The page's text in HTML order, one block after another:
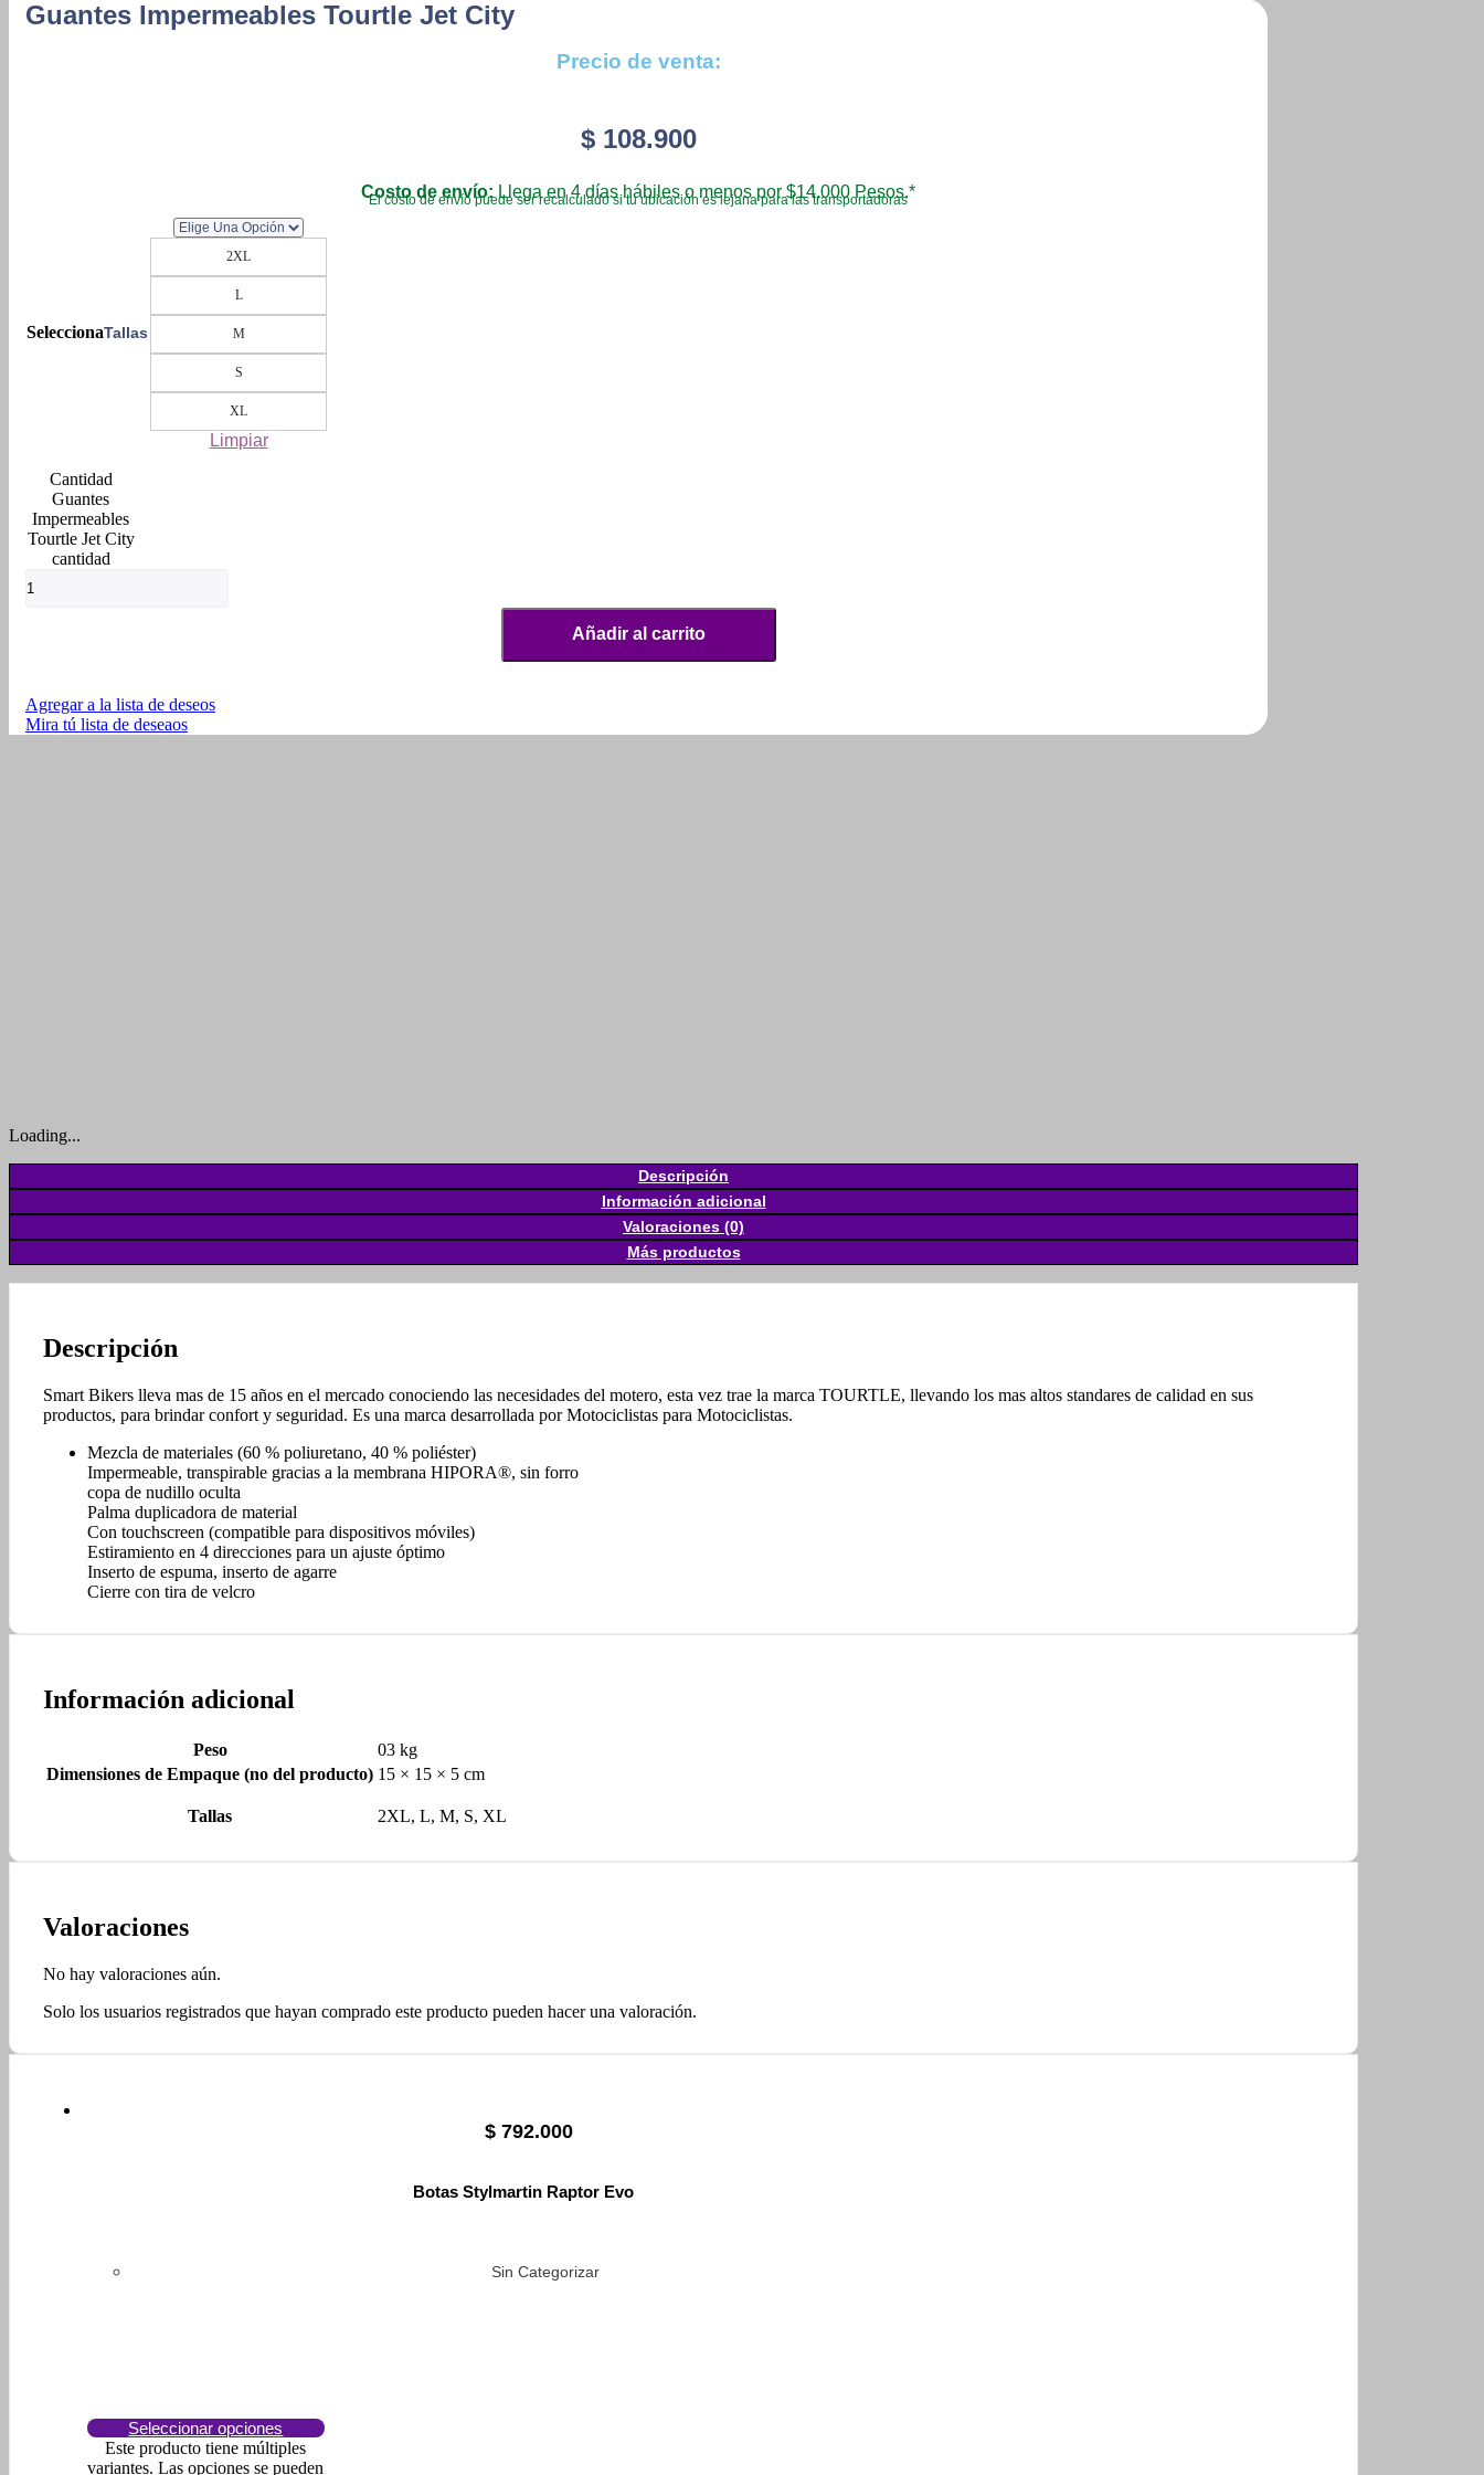
Guantes Impermeables Tourtle Jet City
Precio de venta:
$108.900
Costo de envío: Llega en 4 días hábiles o menos por $14.000 Pesos.*
El costo de envío puede ser recalculado si tu ubicación es lejana para las transportadoras
Tallas
2XL
L
M
S
XL
Limpiar
Guantes
Impermeables
Tourtle Jet City
cantidad
Añadir al carrito
Agregar a la lista de deseos
Mira tú lista de deseaos
Loading...
Descripción
Información adicional
Valoraciones (0)
Más productos
Descripción
Smart Bikers lleva mas de 15 años en el mercado conociendo las necesidades del motero, esta vez trae la marca TOURTLE, llevando los mas altos standares de calidad en sus
productos, para brindar confort y seguridad. Es una marca desarrollada por Motociclistas para Motociclistas.
Mezcla de materiales (60 % poliuretano, 40 % poliéster)
Impermeable, transpirable gracias a la membrana HIPORA®, sin forro
copa de nudillo oculta
Palma duplicadora de material
Con touchscreen (compatible para dispositivos móviles)
Estiramiento en 4 direcciones para un ajuste óptimo
Inserto de espuma, inserto de agarre
Cierre con tira de velcro
Información adicional
Peso
03 kg
Dimensiones de Empaque (no del producto) 15 × 15 × 5 cm
Tallas 2XL, L, M, S, XL
Valoraciones
No hay valoraciones aún.
Solo los usuarios registrados que hayan comprado este producto pueden hacer una valoración.
$ 792.000
Botas Stylmartin Raptor Evo
Sin Categorizar
Seleccionar opciones
Este producto tiene múltiples
variantes. Las opciones se pueden